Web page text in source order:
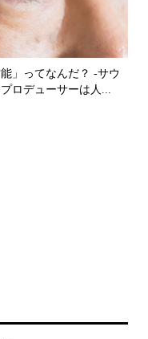
能」ってなんだ？ -サウ
ロデューサーは人...